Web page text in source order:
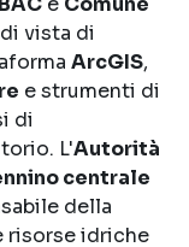
vista di
ArcGIS,
e strumenti di
di
L'Autorità
centrale
della
risorse idriche